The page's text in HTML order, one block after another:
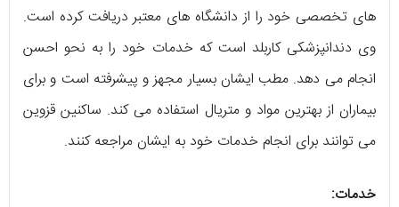
های تخصصی خود را از دانشگاه های معتبر دریافت کرده است.
وی دندانپزشکی کاربلد است که خدمات خود را به نحو احسن
انجام می دهد. مطب ایشان بسیار مجهز و پیشرفته است و برای
بیماران از بهترین مواد و متریال استفاده می کند. ساکنین قزوین
می توانند برای انجام خدمات خود به ایشان مراجعه کنند.
خدمات: